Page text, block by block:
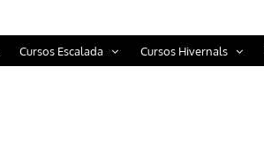
Cursos Escalada Cursos Hivernals